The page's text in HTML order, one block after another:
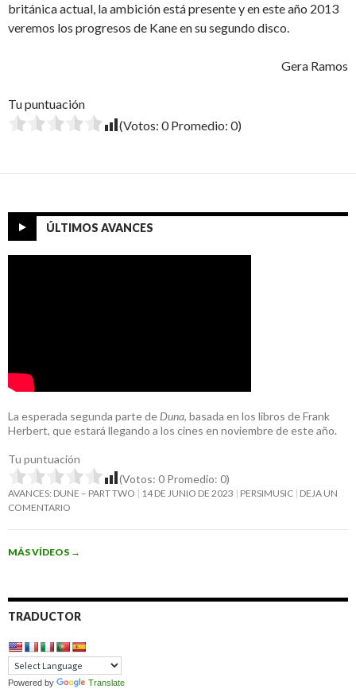
británica actual, la ambición está presente y en este año 2013
veremos los progresos de Kane en su segundo disco.
Gera Ramos
Tu puntuación
(Votos: 0Promedio: 0)
ÚLTIMOS AVANCES
La esperada segunda parte de Duna, basada en los libros de Frank
Herbert, que estará llegando a los cines en noviembre de este año.
Tu puntuación
(Votos: 0 Promedio: 0)
AVANCES: DUNE – PART TWO 14 DE JUNIO DE 2023 PERSIMUSIC DEJA UN
COMENTARIO
MÁS VÍDEOS →
TRADUCTOR
Powered by Translate